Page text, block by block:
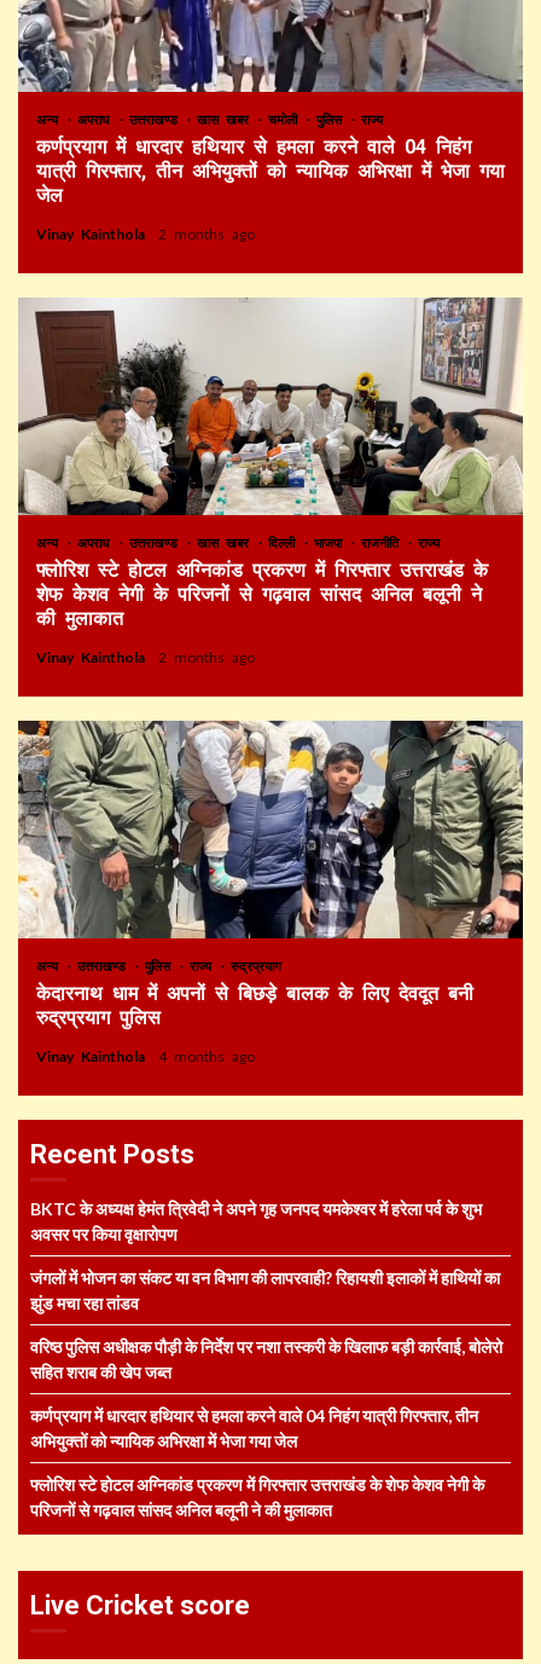
अन्य अपराध उत्तराखण्ड खास खबर चमोली पुलिस राज्य
कर्णप्रयाग में धारदार हथियार से हमला करने वाले 04 निहंग
यात्री गिरफ्तार, तीन अभियुक्तों को न्यायिक अभिरक्षा में भेजा गया
जेल
Vinay Kainthola 2 months ago
अन्य अपराध उत्तराखण्ड खास खबर दिल्ली भाजपा राजनीति राज्य
फ्लोरिश स्टे होटल अग्निकांड प्रकरण में गिरफ्तार उत्तराखंड के
शेफ केशव नेगी के परिजनों से गढ़वाल सांसद अनिल बलूनी ने
की मुलाकात
Vinay Kainthola 2 months ago
अन्य उत्तराखण्ड पुलिस राज्य रुद्रप्रयाग
केदारनाथ धाम में अपनों से बिछड़े बालक के लिए देवदूत बनी
रुद्रप्रयाग पुलिस
Vinay Kainthola 4 months ago
Recent Posts
BKTC के अध्यक्ष हेमंत त्रिवेदी ने अपने गृह जनपद यमकेश्वर में हरेला पर्व के शुभ
अवसर पर किया वृक्षारोपण
जंगलों में भोजन का संकट या वन विभाग की लापरवाही? रिहायशी इलाकों में हाथियों का
झुंड मचा रहा तांडव
वरिष्ठ पुलिस अधीक्षक पौड़ी के निर्देश पर नशा तस्करी के खिलाफ बड़ी कार्रवाई, बोलेरो
सहित शराब की खेप जब्त
कर्णप्रयाग में धारदार हथियार से हमला करने वाले 04 निहंग यात्री गिरफ्तार, तीन
अभियुक्तों को न्यायिक अभिरक्षा में भेजा गया जेल
फ्लोरिश स्टे होटल अग्निकांड प्रकरण में गिरफ्तार उत्तराखंड के शेफ केशव नेगी के
परिजनों से गढ़वाल सांसद अनिल बलूनी ने की मुलाकात
Live Cricket score